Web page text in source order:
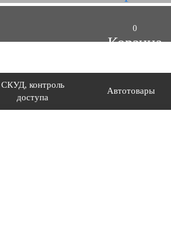
0
Корзина
СКУД, контроль
доступа
Автотовары